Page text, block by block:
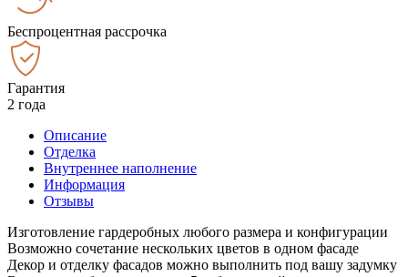
Беспроцентная рассрочка
Гарантия
2 года
Описание
Отделка
Внутреннее наполнение
Информация
Отзывы
Изготовление гардеробных любого размера и конфигурации
Возможно сочетание нескольких цветов в одном фасаде
Декор и отделку фасадов можно выполнить под вашу задумку